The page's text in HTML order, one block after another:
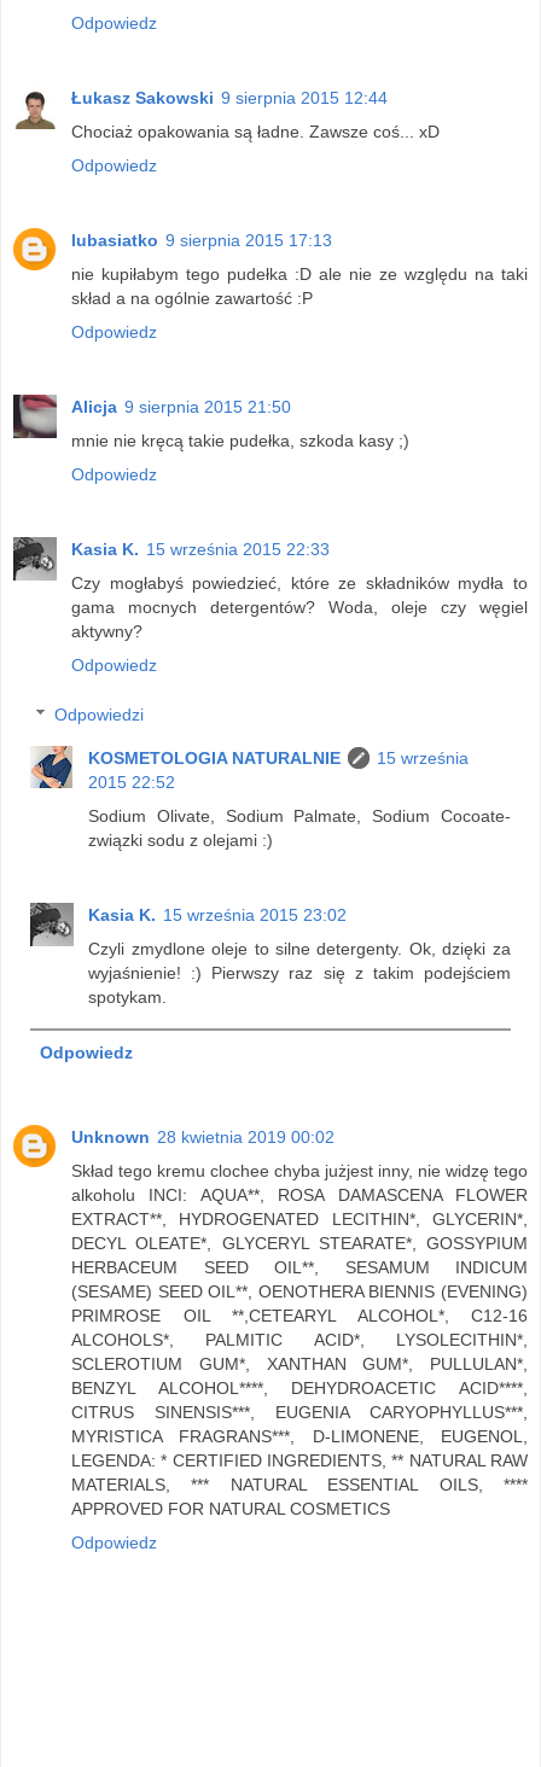
Odpowiedz
Łukasz Sakowski 9 sierpnia 2015 12:44
Chociaż opakowania są ładne. Zawsze coś... xD
Odpowiedz
lubasiatko 9 sierpnia 2015 17:13
nie kupiłabym tego pudełka :D ale nie ze względu na taki
skład a na ogólnie zawartość :P
Odpowiedz
Alicja 9 sierpnia 2015 21:50
mnie nie kręcą takie pudełka, szkoda kasy ;)
Odpowiedz
Kasia K. 15 września 2015 22:33
Czy mogłabyś powiedzieć, które ze składników mydła to
gama mocnych detergentów? Woda, oleje czy węgiel
aktywny?
Odpowiedz
Odpowiedzi
KOSMETOLOGIA NATURALNIE
15 września
2015 22:52
Sodium Olivate, Sodium Palmate, Sodium Cocoate-
związki sodu z olejami :)
Kasia K. 15 września 2015 23:02
Czyli zmydlone oleje to silne detergenty. Ok, dzięki za
wyjaśnienie! :) Pierwszy raz się z takim podejściem
spotykam.
Odpowiedz
Unknown 28 kwietnia 2019 00:02
Skład tego kremu clochee chyba jużjest inny, nie widzę tego
alkoholu INCI: AQUA**, ROSA DAMASCENA FLOWER
EXTRACT**, HYDROGENATED LECITHIN*, GLYCERIN*,
DECYL OLEATE*, GLYCERYL STEARATE*, GOSSYPIUM
HERBACEUM SEED OIL**, SESAMUM INDICUM
(SESAME) SEED OIL**, OENOTHERA BIENNIS (EVENING)
PRIMROSE OIL **,CETEARYL ALCOHOL*, C12-16
ALCOHOLS*, PALMITIC ACID*, LYSOLECITHIN*,
SCLEROTIUM GUM*, XANTHAN GUM*, PULLULAN*,
BENZYL ALCOHOL****, DEHYDROACETIC ACID****,
CITRUS SINENSIS***, EUGENIA CARYOPHYLLUS***,
MYRISTICA FRAGRANS***, D-LIMONENE, EUGENOL,
LEGENDA: * CERTIFIED INGREDIENTS, ** NATURAL RAW
MATERIALS, *** NATURAL ESSENTIAL OILS, ****
APPROVED FOR NATURAL COSMETICS
Odpowiedz